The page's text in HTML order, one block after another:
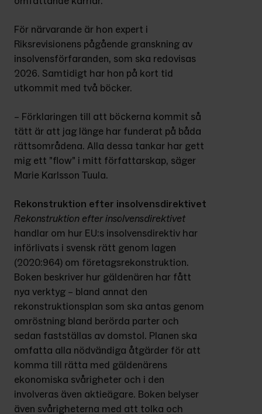
För närvarande är hon expert i
Riksrevisionens pågående granskning av
insolvensförfaranden, som ska redovisas
2026. Samtidigt har hon på kort tid
utkommit med två böcker.
– Förklaringen till att böckerna kommit så
tätt är att jag länge har funderat på båda
rättsområdena. Alla dessa tankar har gett
mig ett ”flow” i mitt författarskap, säger
Marie Karlsson Tuula.
Rekonstruktion efter insolvensdirektivet
Rekonstruktion efter insolvensdirektivet
handlar om hur EU:s insolvensdirektiv har
införlivats i svensk rätt genom lagen
(2020:964) om företagsrekonstruktion.
Boken beskriver hur gäldenären har fått
nya verktyg – bland annat den
rekonstruktionsplan som ska antas genom
omröstning bland berörda parter och
sedan fastställas av domstol. Planen ska
omfatta alla nödvändiga åtgärder för att
komma till rätta med gäldenärens
ekonomiska svårigheter och i den
involveras även aktieägare. Boken belyser
även svårigheterna med att tolka och